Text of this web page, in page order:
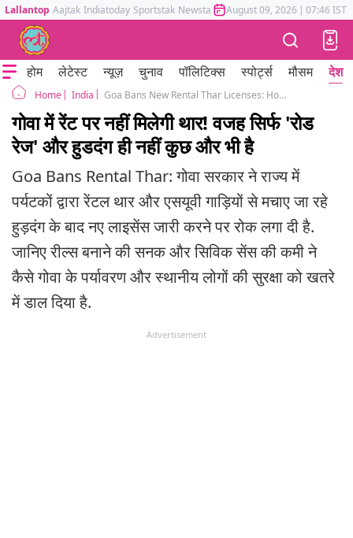
Lallantop Aajtak Indiatoday Sportstak Newstak Mumbai Tak Astrotak
August 09, 2026 | 07:46 IST
होम लेटेस्ट न्यूज़ चुनाव पॉलिटिक्स स्पोर्ट्स मौसम देश
Home India Goa Bans New Rental Thar Licenses: How Reels Culture and Lack of Civic Sense Ruined Indias Favorite Tourist State
गोवा में रेंट पर नहीं मिलेगी थार! वजह सिर्फ 'रोड
रेज' और हुडदंग ही नहीं कुछ और भी है
Goa Bans Rental Thar: गोवा सरकार ने राज्य में
पर्यटकों द्वारा रेंटल थार और एसयूवी गाड़ियों से मचाए जा रहे
हुड़दंग के बाद नए लाइसेंस जारी करने पर रोक लगा दी है.
जानिए रील्स बनाने की सनक और सिविक सेंस की कमी ने
कैसे गोवा के पर्यावरण और स्थानीय लोगों की सुरक्षा को खतरे
में डाल दिया है.
Advertisement